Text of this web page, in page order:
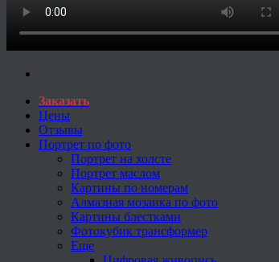
Заказать
Цены
Отзывы
Портрет по фото
Портрет на холсте
Портрет маслом
Картины по номерам
Алмазная мозаика по фото
Картины блестками
Фотокубик трансформер
Еще